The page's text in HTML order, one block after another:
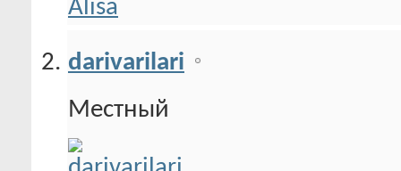
darivarilari
Местный